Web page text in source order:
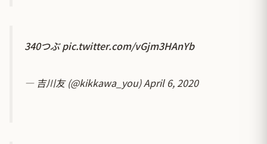
340つぶpic.twitter.com/vGjm3HAnYb
— 吉川友 (@kikkawa_you)April 6, 2020